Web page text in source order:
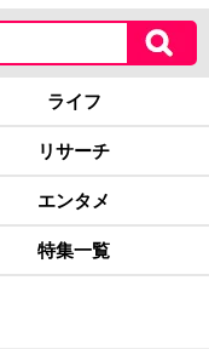
ライフ
リサーチ
エンタメ
特集一覧